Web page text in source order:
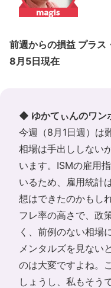
前週からの損益 プラス
8月5日現在
◆ ゆかてぃんのワン
今週（8月1日週）は
相場は手出ししない
います。ISMの雇用
いるため、雇用統計
想はできたのかもし
フレ率の高さで、政
く、前例のない相場
メンタルズを見ない
のは大変ですよね。
しょうし、私もそう